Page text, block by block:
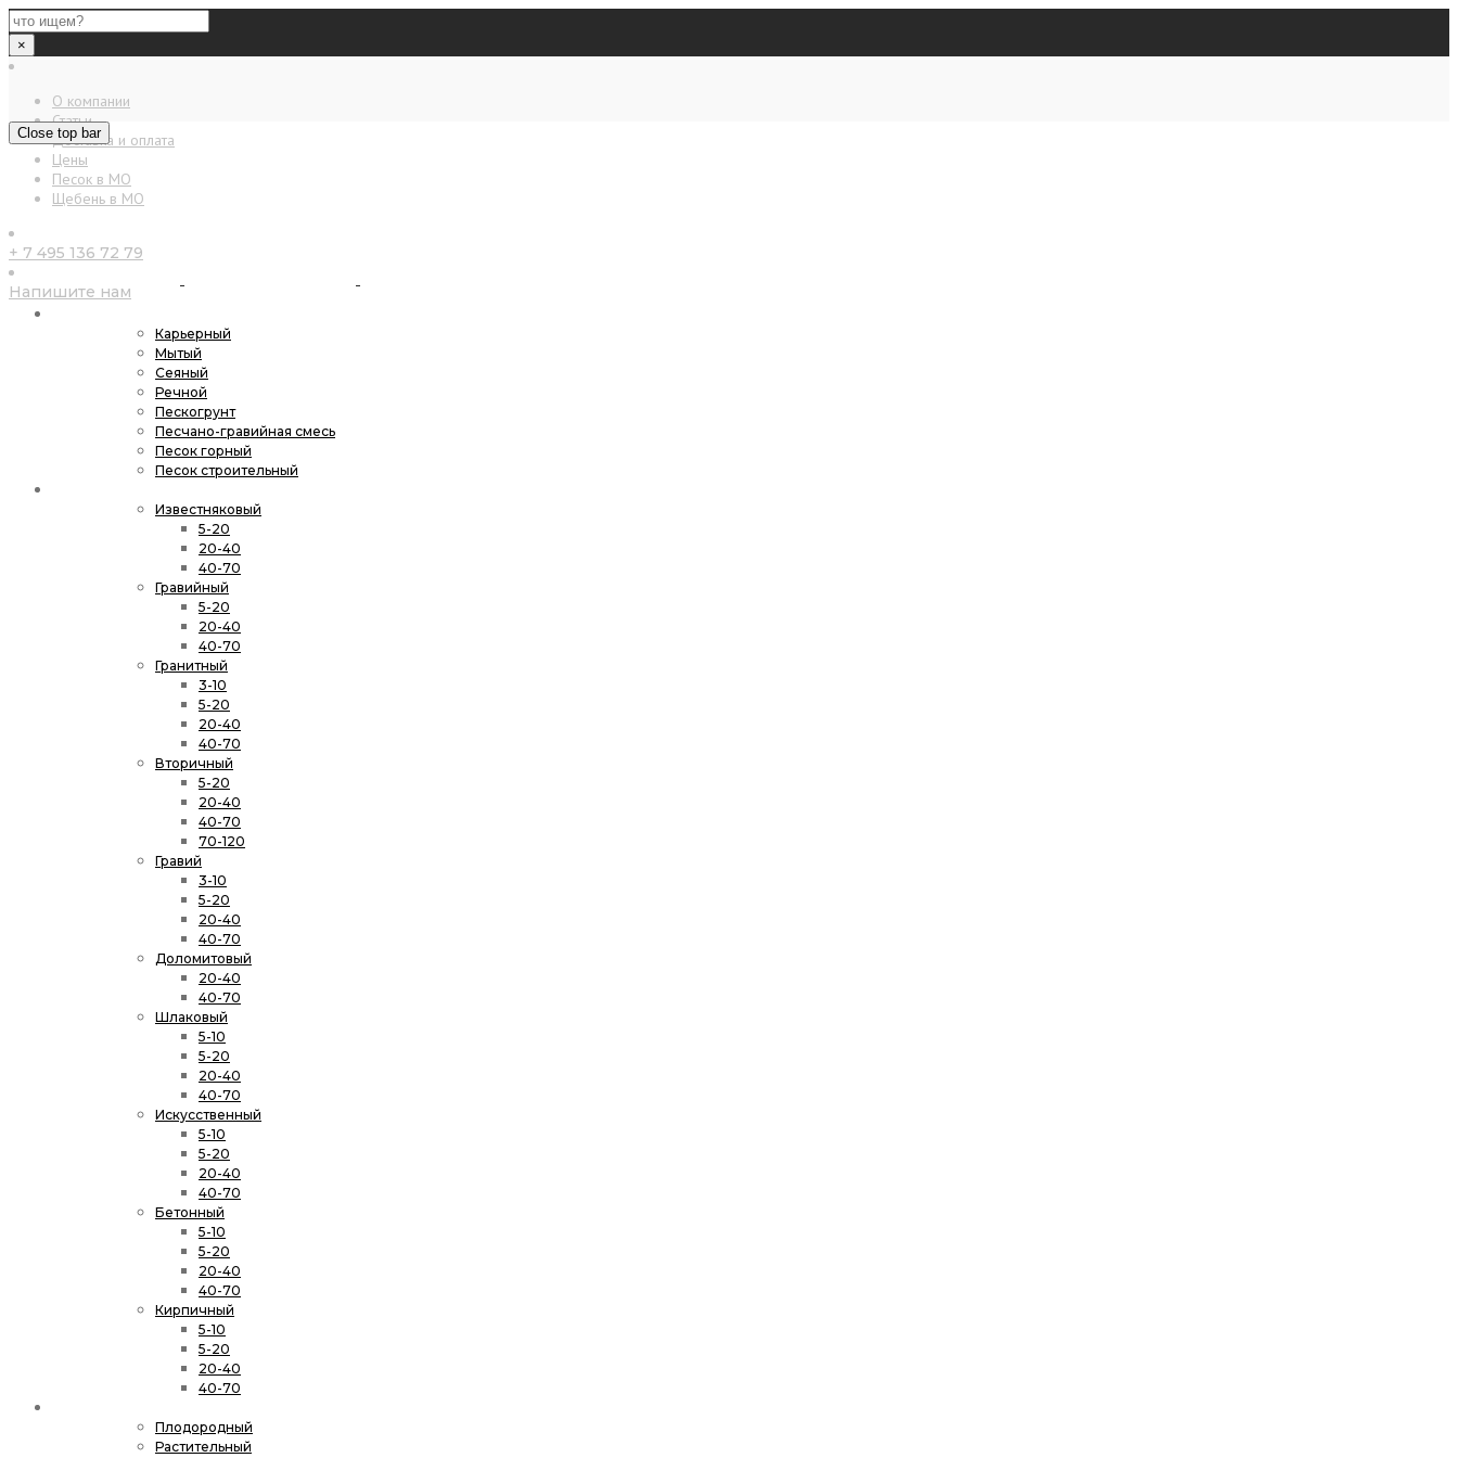
×
О компании
Статьи
Доставка и оплата
Цены
Песок в МО
Щебень в МО
+ 7 495 136 72 79
Напишите нам
Close top bar
Карьерный
Мытый
Сеяный
Речной
Пескогрунт
Песчано-гравийная смесь
Песок горный
Песок строительный
Известняковый
5-20
20-40
40-70
Гравийный
5-20
20-40
40-70
Гранитный
3-10
5-20
20-40
40-70
Вторичный
5-20
20-40
40-70
70-120
Гравий
3-10
5-20
20-40
40-70
Доломитовый
20-40
40-70
Шлаковый
5-10
5-20
20-40
40-70
Искусственный
5-10
5-20
20-40
40-70
Бетонный
5-10
5-20
20-40
40-70
Кирпичный
5-10
5-20
20-40
40-70
Плодородный
Растительный